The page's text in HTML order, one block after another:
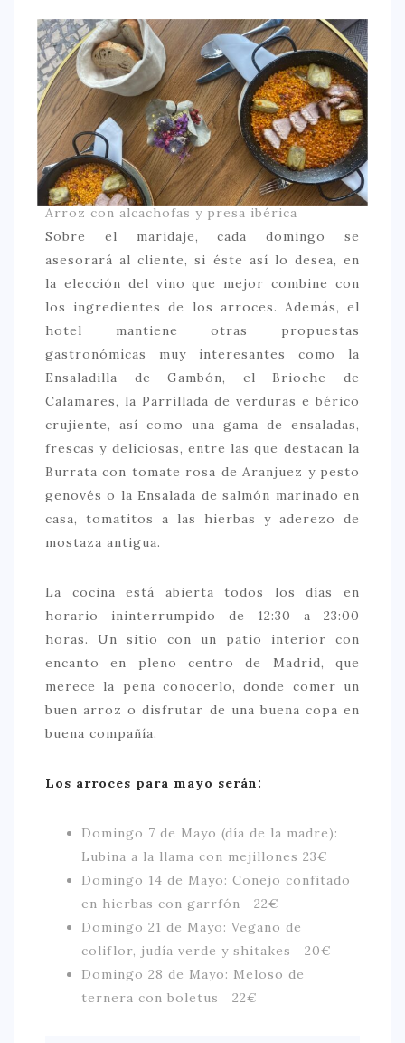
Arroz con alcachofas y presa ibérica
Sobre el maridaje, cada domingo se
asesorará al cliente, si éste así lo desea, en
la elección del vino que mejor combine con
los ingredientes de los arroces. Además, el
hotel mantiene otras propuestas
gastronómicas muy interesantes como la
Ensaladilla de Gambón, el Brioche de
Calamares, la Parrillada de verduras e bérico
crujiente, así como una gama de ensaladas,
frescas y deliciosas, entre las que destacan la
Burrata con tomate rosa de Aranjuez y pesto
genovés o la Ensalada de salmón marinado en
casa, tomatitos a las hierbas y aderezo de
mostaza antigua.
La cocina está abierta todos los días en
horario ininterrumpido de 12:30 a 23:00
horas. Un sitio con un patio interior con
encanto en pleno centro de Madrid, que
merece la pena conocerlo, donde comer un
buen arroz o disfrutar de una buena copa en
buena compañía.
Los arroces para mayo serán:
Domingo 7 de Mayo (día de la madre):
Lubina a la llama con mejillones 23€
Domingo 14 de Mayo: Conejo confitado
en hierbas con garrfón 22€
Domingo 21 de Mayo: Vegano de
coliflor, judía verde y shitakes 20€
Domingo 28 de Mayo: Meloso de
ternera con boletus 22€